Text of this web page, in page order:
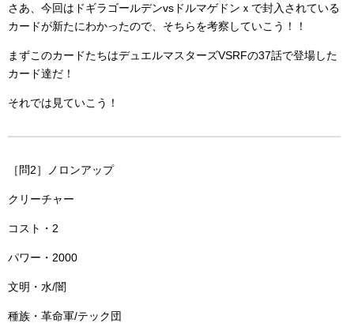
さあ、今回はドギラゴールデンvsドルマゲドンｘで封入されている
カードが新たにわかったので、そちらを考察していこう！！
まずこのカードたちはデュエルマスターズVSRFの37話で登場した
カード達だ！
それでは見ていこう！
［問2］ノロンアップ
クリーチャー
コスト・2
パワー・2000
文明・水/闇
種族・革命軍/テック団